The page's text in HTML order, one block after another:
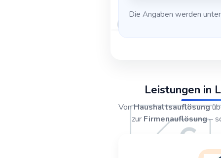
Die Angaben werden
Leistungen in
VonHaushaltsauflösung
zur Firmenauflösung–